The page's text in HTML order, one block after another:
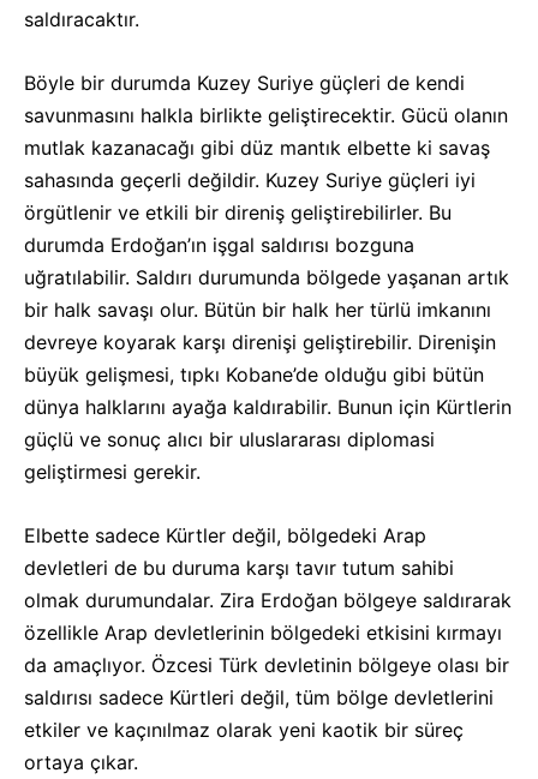
saldıracaktır.
Böyle bir durumda Kuzey Suriye güçleri de kendi
savunmasını halkla birlikte geliştirecektir. Gücü olanın
mutlak kazanacağı gibi düz mantık elbette ki savaş
sahasında geçerli değildir. Kuzey Suriye güçleri iyi
örgütlenir ve etkili bir direniş geliştirebilirler. Bu
durumda Erdoğan’ın işgal saldırısı bozguna
uğratılabilir. Saldırı durumunda bölgede yaşanan artık
bir halk savaşı olur. Bütün bir halk her türlü imkanını
devreye koyarak karşı direnişi geliştirebilir. Direnişin
büyük gelişmesi, tıpkı Kobane’de olduğu gibi bütün
dünya halklarını ayağa kaldırabilir. Bunun için Kürtlerin
güçlü ve sonuç alıcı bir uluslararası diplomasi
geliştirmesi gerekir.
Elbette sadece Kürtler değil, bölgedeki Arap
devletleri de bu duruma karşı tavır tutum sahibi
olmak durumundalar. Zira Erdoğan bölgeye saldırarak
özellikle Arap devletlerinin bölgedeki etkisini kırmayı
da amaçlıyor. Özcesi Türk devletinin bölgeye olası bir
saldırısı sadece Kürtleri değil, tüm bölge devletlerini
etkiler ve kaçınılmaz olarak yeni kaotik bir süreç
ortaya çıkar.